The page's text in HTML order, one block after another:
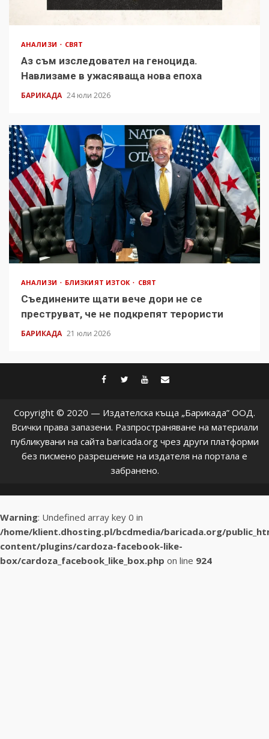
АНАЛИЗИ СВЯТ
Аз съм изследовател на геноцида.
Навлизаме в ужасяваща нова епоха
БАРИКАДА 24 юли 2026
АНАЛИЗИ БЛИЗКИЯТ ИЗТОК СВЯТ
Съединените щати вече дори не се
преструват, че не подкрепят терористи
БАРИКАДА 21 юли 2026
facebook
twitter
youtube
Copyright © 2020 — Издателска къща „Барикада” ООД.
Всички права запазени. Разпространяване на материали
публикувани на сайта baricada.org чрез други платформи
без писмено разрешение на издателя на портала е
забранено.
Warning: Undefined array key 0 in
/home/klient.dhosting.pl/bcdmedia/baricada.org/
content/plugins/cardoza-facebook-like-
box/cardoza_facebook_like_box.php on line 924